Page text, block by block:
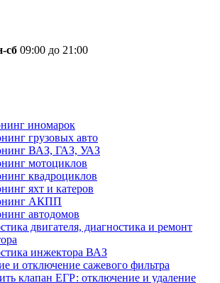
сб 09:00 до 21:00
иномарок
грузовых авто
ВАЗ, ГАЗ, УАЗ
мотоциклов
квадроциклов
яхт и катеров
АКПП
автодомов
двигателя, диагностика и ремонт
инжектора ВАЗ
и отключение сажевого фильтра
клапан ЕГР: отключение и удаление